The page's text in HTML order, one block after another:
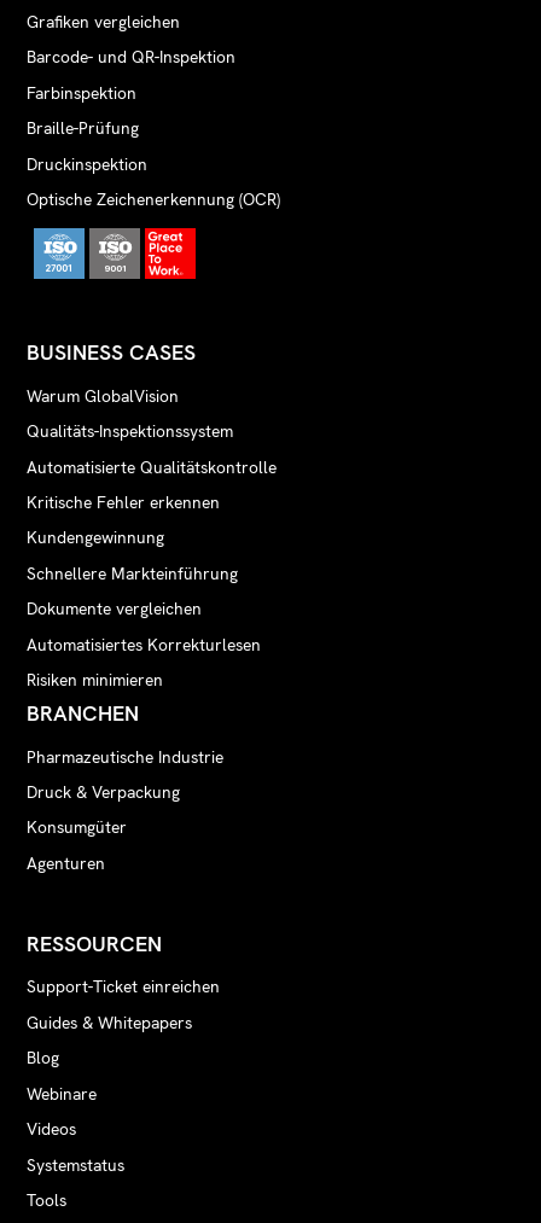
Grafiken vergleichen
Barcode- und QR-Inspektion
Farbinspektion
Braille-Prüfung
Druckinspektion
Optische Zeichenerkennung (OCR)
BUSINESS CASES
Warum GlobalVision
Qualitäts-Inspektionssystem
Automatisierte Qualitätskontrolle
Kritische Fehler erkennen
Kundengewinnung
Schnellere Markteinführung
Dokumente vergleichen
Automatisiertes Korrekturlesen
Risiken minimieren
BRANCHEN
Pharmazeutische Industrie
Druck & Verpackung
Konsumgüter
Agenturen
RESSOURCEN
Support-Ticket einreichen
Guides & Whitepapers
Blog
Webinare
Videos
Systemstatus
Tools